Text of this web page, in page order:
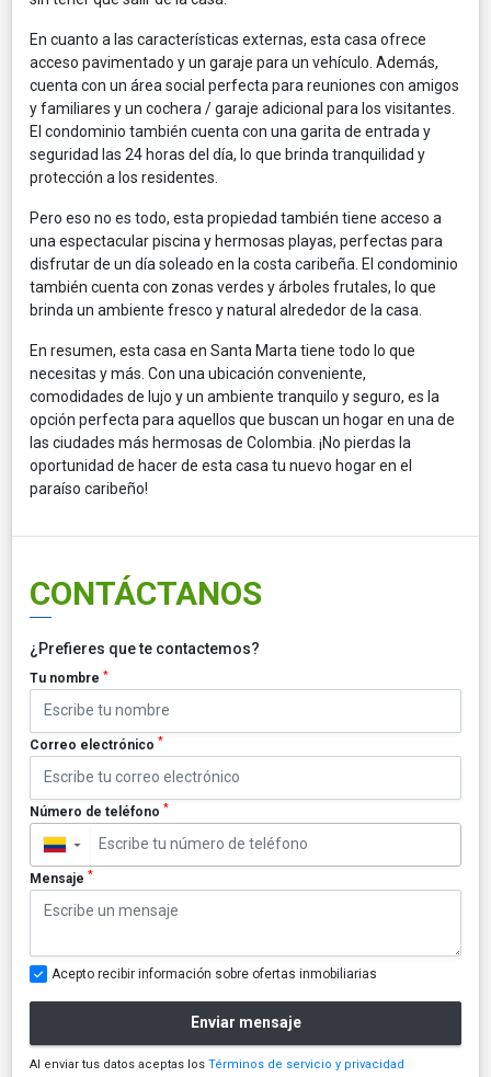
En cuanto a las características externas, esta casa ofrece
acceso pavimentado y un garaje para un vehículo. Además,
cuenta con un área social perfecta para reuniones con amigos
y familiares y un cochera / garaje adicional para los visitantes.
El condominio también cuenta con una garita de entrada y
seguridad las 24 horas del día, lo que brinda tranquilidad y
protección a los residentes.
Pero eso no es todo, esta propiedad también tiene acceso a
una espectacular piscina y hermosas playas, perfectas para
disfrutar de un día soleado en la costa caribeña. El condominio
también cuenta con zonas verdes y árboles frutales, lo que
brinda un ambiente fresco y natural alrededor de la casa.
En resumen, esta casa en Santa Marta tiene todo lo que
necesitas y más. Con una ubicación conveniente,
comodidades de lujo y un ambiente tranquilo y seguro, es la
opción perfecta para aquellos que buscan un hogar en una de
las ciudades más hermosas de Colombia. ¡No pierdas la
oportunidad de hacer de esta casa tu nuevo hogar en el
paraíso caribeño!
CONTÁCTANOS
¿Prefieres que te contactemos?
Tu nombre *
Correo electrónico *
Número de teléfono *
▼
Mensaje *
Acepto recibir información sobre ofertas inmobiliarias
Enviar mensaje
Al enviar tus datos aceptas los Términos de servicio y privacidad